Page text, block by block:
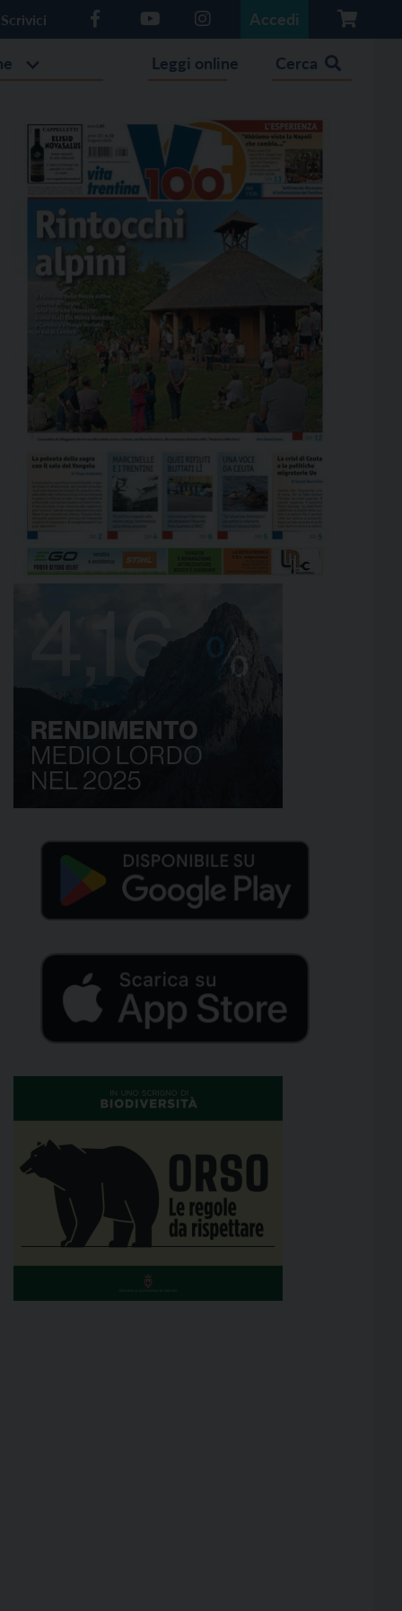
Scrivici Accedi
Leggi online Cerca